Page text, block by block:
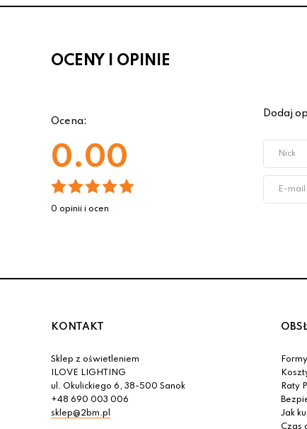
OCENY I OPINIE
Ocena:
0.00
0 opinii i ocen
Dodaj
KONTAKT
Sklep z oświetleniem
ILOVE LIGHTING
ul. Okulickiego 6, 38-500 Sanok
+48 690 003 006
sklep@2bm.pl
Raty
Jak
Czas